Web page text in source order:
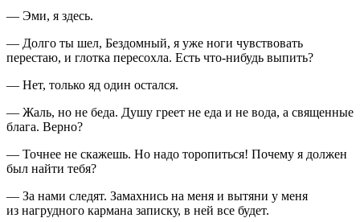
— Эми, я здесь.
— Долго ты шел, Бездомный, я уже ноги чувствовать
перестаю, и глотка пересохла. Есть что-нибудь выпить?
— Нет, только яд один остался.
— Жаль, но не беда. Душу греет не еда и не вода, а священные
блага. Верно?
— Точнее не скажешь. Но надо торопиться! Почему я должен
был найти тебя?
— За нами следят. Замахнись на меня и вытяни у меня
из нагрудного кармана записку, в ней все будет.